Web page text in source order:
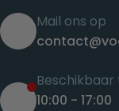
Mail ons op
Beschikbaar
10:00 - 17:00